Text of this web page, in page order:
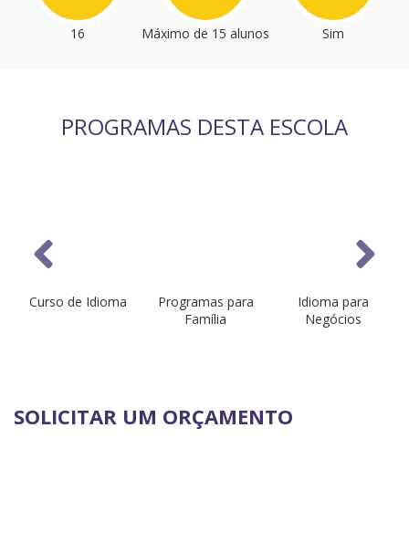
16 Máximo de 15 alunos Sim
PROGRAMAS DESTA ESCOLA
Curso de Idioma
Programas para
Família
Idioma para
Negócios
SOLICITAR UM ORÇAMENTO